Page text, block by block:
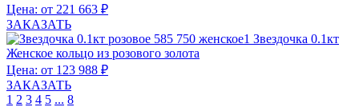
Цена: от 221 663 ₽
ЗАКАЗАТЬ
Звездочка 0.1кт
Женское кольцо из розового золота
Цена: от 123 988 ₽
ЗАКАЗАТЬ
1 2 3 4 5 ... 8